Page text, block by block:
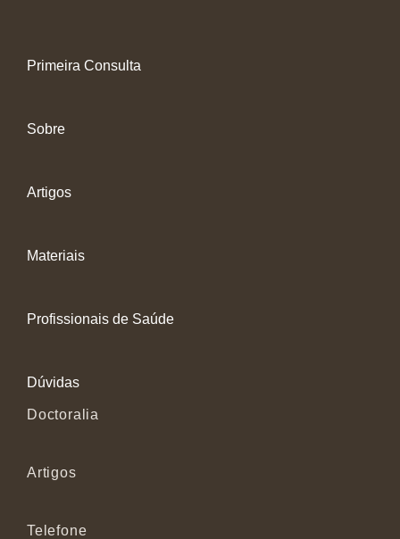
Primeira Consulta
Sobre
Artigos
Materiais
Profissionais de Saúde
Dúvidas
Doctoralia
Artigos
Telefone